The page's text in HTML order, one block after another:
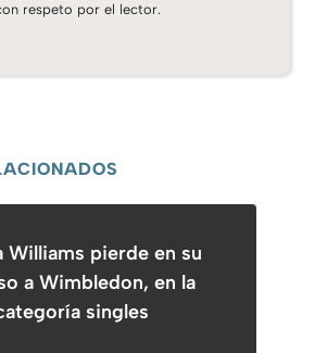
respeto por el lector.
Williams pierde en su
a Wimbledon, en la
singles